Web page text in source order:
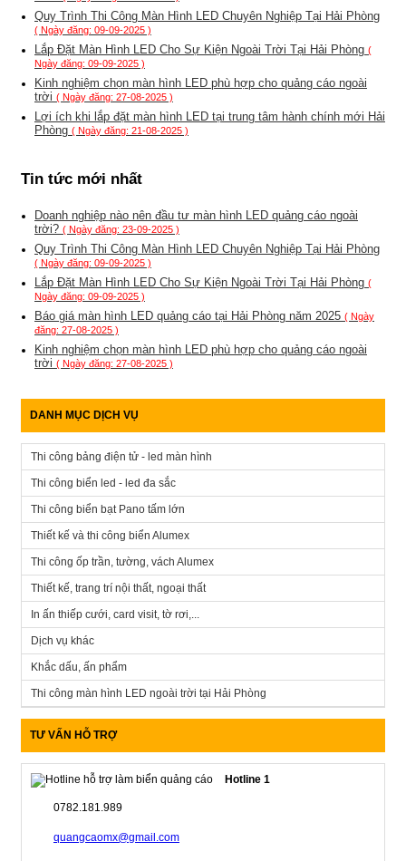
Quy Trình Thi Công Màn Hình LED Chuyên Nghiệp Tại Hải Phòng
( Ngày đăng: 09-09-2025 )
Lắp Đặt Màn Hình LED Cho Sự Kiện Ngoài Trời Tại Hải Phòng (
Ngày đăng: 09-09-2025 )
Kinh nghiệm chọn màn hình LED phù hợp cho quảng cáo ngoài
trời ( Ngày đăng: 27-08-2025 )
Lợi ích khi lắp đặt màn hình LED tại trung tâm hành chính mới Hải
Phòng ( Ngày đăng: 21-08-2025 )
Tin tức mới nhất
Doanh nghiệp nào nên đầu tư màn hình LED quảng cáo ngoài
trời? ( Ngày đăng: 23-09-2025 )
Quy Trình Thi Công Màn Hình LED Chuyên Nghiệp Tại Hải Phòng
( Ngày đăng: 09-09-2025 )
Lắp Đặt Màn Hình LED Cho Sự Kiện Ngoài Trời Tại Hải Phòng (
Ngày đăng: 09-09-2025 )
Báo giá màn hình LED quảng cáo tại Hải Phòng năm 2025 ( Ngày
đăng: 27-08-2025 )
Kinh nghiệm chọn màn hình LED phù hợp cho quảng cáo ngoài
trời ( Ngày đăng: 27-08-2025 )
DANH MỤC DỊCH VỤ
Thi công bảng điện tử - led màn hình
Thi công biển led - led đa sắc
Thi công biển bạt Pano tấm lớn
Thiết kế và thi công biển Alumex
Thi công ốp trần, tường, vách Alumex
Thiết kế, trang trí nội thất, ngoại thất
In ấn thiếp cưới, card visit, tờ rơi,...
Dịch vụ khác
Khắc dấu, ấn phẩm
Thi công màn hình LED ngoài trời tại Hải Phòng
TƯ VẤN HỖ TRỢ
Hotline 1
0782.181.989
quangcaomx@gmail.com